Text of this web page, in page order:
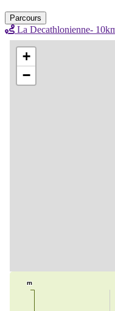
Parcours
La Decathlonienne-